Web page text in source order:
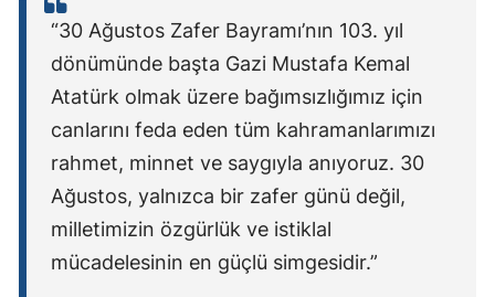
“30 Ağustos Zafer Bayramı’nın 103. yıl
dönümünde başta Gazi Mustafa Kemal
Atatürk olmak üzere bağımsızlığımız için
canlarını feda eden tüm kahramanlarımızı
rahmet, minnet ve saygıyla anıyoruz. 30
Ağustos, yalnızca bir zafer günü değil,
milletimizin özgürlük ve istiklal
mücadelesinin en güçlü simgesidir.”